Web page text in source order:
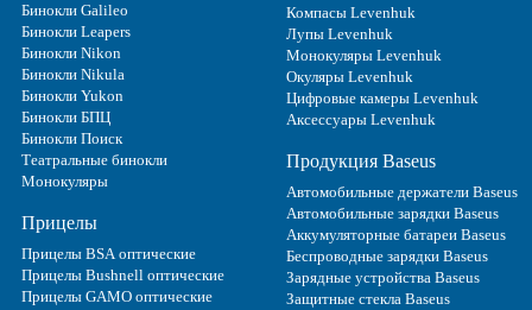
Бинокли Galileo
Бинокли Leapers
Бинокли Nikon
Бинокли Nikula
Бинокли Yukon
Бинокли БПЦ
Бинокли Поиск
Театральные бинокли
Монокуляры
Прицелы
Прицелы BSA оптические
Прицелы Bushnell оптические
Прицелы GAMO оптические
Компасы Levenhuk
Лупы Levenhuk
Монокуляры Levenhuk
Окуляры Levenhuk
Цифровые камеры Levenhuk
Аксессуары Levenhuk
Продукция Baseus
Автомобильные держатели Baseus
Автомобильные зарядки Baseus
Аккумуляторные батареи Baseus
Беспроводные зарядки Baseus
Зарядные устройства Baseus
Защитные стекла Baseus